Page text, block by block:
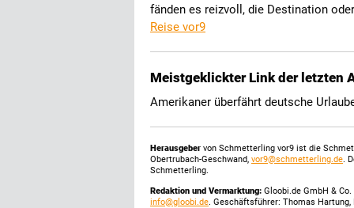
fänden es reizvoll, die Destination
Reise vor9
Meistgeklickter Link der letzten
Amerikaner überfährt deutsche
Herausgeber von Schmetterling vor9 ist die
Obertrubach-Geschwand, vor9@schmetterling.de.
Schmetterling.
Redaktion und Vermarktung: Gloobi.de GmbH &
info@gloobi.de. Geschäftsführer: Thomas